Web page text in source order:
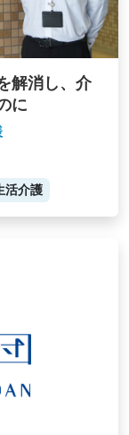
解消し、介
に
活介護